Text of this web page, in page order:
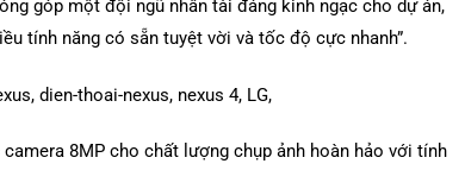
góp một đội ngũ nhân tài đáng kinh ngạc cho dự án,
tính năng có sẵn tuyệt vời và tốc độ cực nhanh”.
8MP cho chất lượng chụp ảnh hoàn hảo với tính